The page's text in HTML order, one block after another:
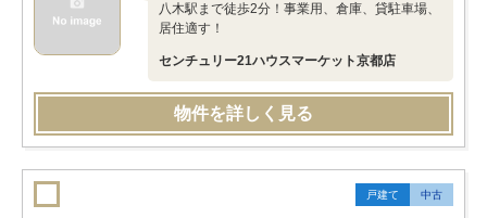
八木駅まで徒歩2分！事業用、倉庫、貸駐車場、
居住適す！
センチュリー21ハウスマーケット京都店
物件を詳しく見る
戸建て 中古